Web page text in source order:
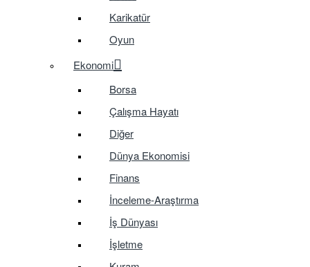
Karikatür
Oyun
Ekonomi
Borsa
Çalışma Hayatı
Diğer
Dünya Ekonomisi
Finans
İnceleme-Araştırma
İş Dünyası
İşletme